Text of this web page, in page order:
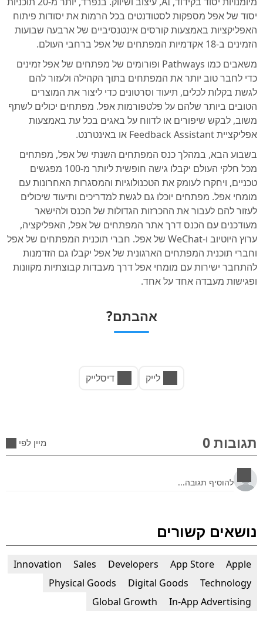
יסוד של אפל מספקות לסטודנטים בכל הרמות את יסודות פיתוח
האפליקציות באמצעות קורסים אינטנסיביים של ארבעה שבועות
הזמינים ב-18 אקדמיות המפתחים של אפל ברחבי העולם.
משאבים כמו Pathways ופורומים של מפתחים של אפל זמינים
כדי לחבר טוב יותר את המפתחים בתוך הקהילה ולעזור להם
לגשת בקלות לכלים, תיעוד וסרטונים כדי ליצור את המוצרים
הטובים ביותר שלהם על פלטפורמות אפל. מפתחים יכולים לשתף
משוב, לבקש שיפורים או לדווח על באגים בכל עת באמצעות
אפליקציית Feedback Assistant או באינטרנט.
בשבוע הבא, במהלך כנס המפתחים השנתי של אפל, מפתחים
מכל חלקי העולם יקבלו גישה חופשית ליותר מ-100 מפגשים
טכניים, ויחקרו לעומק את הטכנולוגיות והמסגרות האחרונות עם
מומחי אפל. מפתחים יוכלו גם לגשת למדריכים ותיעוד שיכולים
לעזור להם לעבור את ההכרזות הגדולות של הכנס ולהישאר
מעודכנים עם הכנס דרך אתר המפתחים של אפל, האפליקציה,
ערוץ היוטיוב ו-WeChat של אפל. חברי תוכנית המפתחים של אפל
וחברי תוכנית המפתחים הארגונית של אפל יקבלו גם הזדמנות
להתחבר ישירות עם מומחי אפל דרך מעבדות קבוצתיות מקוונות
ופגישות מעבדה אחד על אחד.
אהבתם?
לייק דיסלייק
תגובות 0 מיין לפי
נושאים קשורים
Apple
App Store
Developers
Sales
Innovation
Technology
Digital Goods
Physical Goods
In-App Advertising
Global Growth